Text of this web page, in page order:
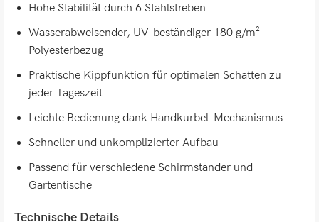
Hohe Stabilität durch 6 Stahlstreben
Wasserabweisender, UV-beständiger 180 g/m²-
Polyesterbezug
Praktische Kippfunktion für optimalen Schatten zu
jeder Tageszeit
Leichte Bedienung dank Handkurbel-Mechanismus
Schneller und unkomplizierter Aufbau
Passend für verschiedene Schirmständer und
Gartentische
Technische Details